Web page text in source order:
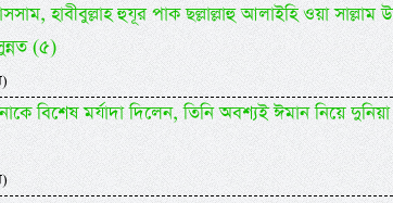
হাবীবুল্লাহ হুযূর পাক ছল্লাল্লাহু আলাইহি ওয়া সাল্লাম
(৫)
বিশেষ মর্যাদা দিলেন, তিনি অবশ্যই ঈমান নিয়ে